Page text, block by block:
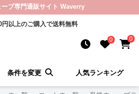
ーブ専門通販サイト Waverry
円以上のご購入で送料無料
0 0
条件を変更 人気ランキング